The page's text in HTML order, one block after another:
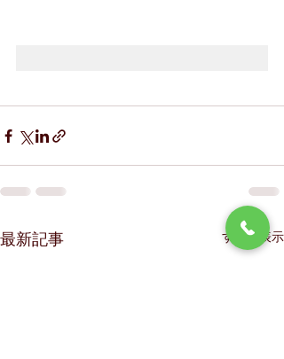
最新記事 すべて表示